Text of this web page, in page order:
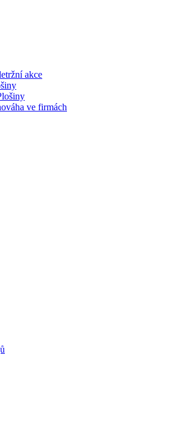
akce
ve firmách